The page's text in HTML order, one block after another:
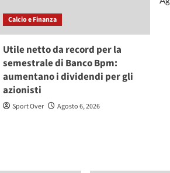
Calcio e Finanza
Utile netto da record per la
semestrale di Banco Bpm:
aumentano i dividendi per gli
azionisti
Sport Over Agosto 6, 2026